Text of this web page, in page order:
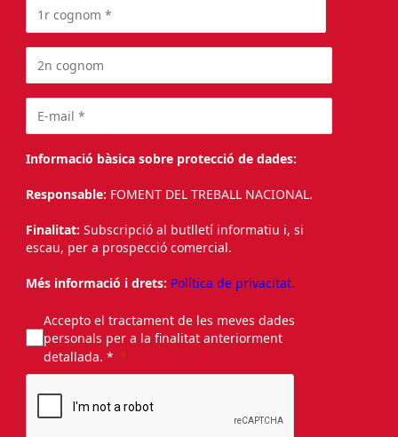
Informació bàsica sobre protecció de dades:
Responsable: FOMENT DEL TREBALL NACIONAL.
Finalitat: Subscripció al butlletí informatiu i, si
escau, per a prospecció comercial.
Més informació i drets: Política de privacitat.
Accepto el tractament de les meves dades
personals per a la finalitat anteriorment
detallada. *